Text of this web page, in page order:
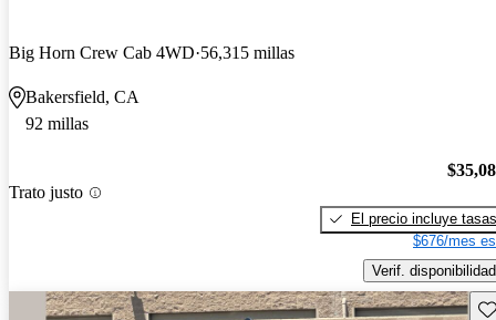
Big Horn Crew Cab 4WD 56,315 millas
Bakersfield, CA
92 millas
Trato justo
El precio incluye tasas
$676/mes
Verif. disponibilidad